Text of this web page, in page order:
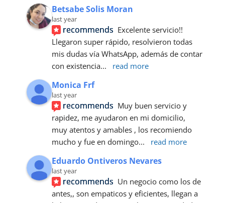
Betsabe Solis Moran
last year
recommends Excelente servicio!!
Llegaron super rápido, resolvieron todas
mis dudas vía WhatsApp, además de contar
con existencia... read more
Monica Frf
last year
recommends Muy buen servicio y
rapidez, me ayudaron en mi domicilio,
muy atentos y amables , los recomiendo
mucho y fue en domingo... read more
Eduardo Ontiveros Nevares
last year
recommends Un negocio como los de
antes,, son empaticos y eficientes, llegan a